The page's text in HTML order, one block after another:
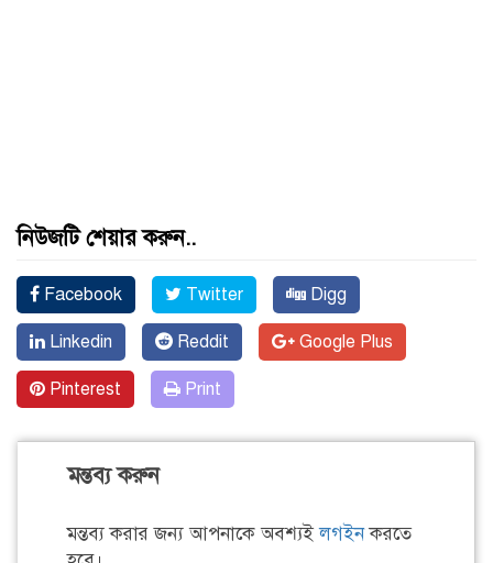
নিউজটি শেয়ার করুন..
Facebook Twitter Digg
Linkedin Reddit Google Plus
Pinterest Print
মন্তব্য করুন
মন্তব্য করার জন্য আপনাকে অবশ্যইলগইনকরতে